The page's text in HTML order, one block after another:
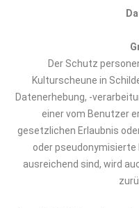
Der Schutz
Kulturscheune in
Datenerhebung, -
einer vom Benutzer
gesetzlichen Erlaubnis
oderpseudonymisierte
ausreichend sind, wird